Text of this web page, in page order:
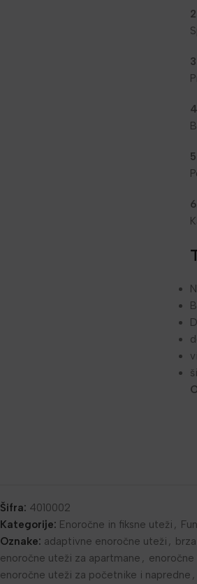
Šifra: 4010002
Kategorije: Enoročne in fiksne uteži ,
Oznake: adaptivne enoročne uteži ,
enoročne uteži za apartmane ,
enoročne uteži za početnike i napredne ,